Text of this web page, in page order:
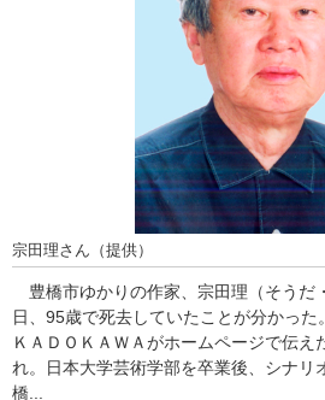
宗田理さん（提供）
豊橋市ゆかりの作家、宗田理（そうだ
日、95歳で死去していたことが分かった
ＫＡＤＯＫＡＷＡがホームページで伝
れ。日本大学芸術学部を卒業後、シナリ
橋...